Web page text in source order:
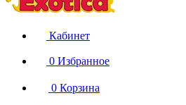
Кабинет
0 Избранное
0 Корзина